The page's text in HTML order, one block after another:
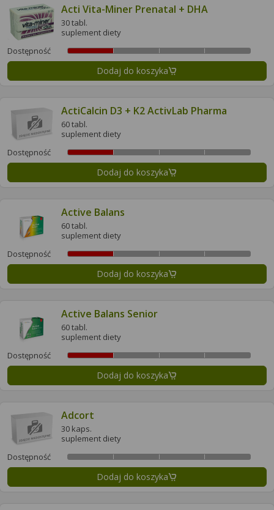
Acti Vita-Miner Prenatal + DHA
30 tabl.
suplement diety
Dostępność
Dodaj do koszyka
ActiCalcin D3 + K2 ActivLab Pharma
60 tabl.
suplement diety
Dostępność
Dodaj do koszyka
Active Balans
60 tabl.
suplement diety
Dostępność
Dodaj do koszyka
Active Balans Senior
60 tabl.
suplement diety
Dostępność
Dodaj do koszyka
Adcort
30 kaps.
suplement diety
Dostępność
Dodaj do koszyka